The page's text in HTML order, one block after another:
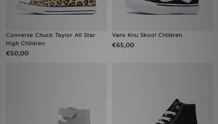
Converse Chuck Taylor All Star
High Children
€50,00
Vans Knu Skool Children
€65,00
Klantenservice
Wie wij zijn